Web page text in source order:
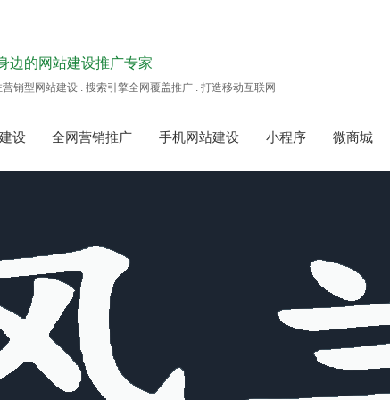
边的网站建设推广专家
营销型网站建设 . 搜索引擎全网覆盖推广 . 打造移动互联网
设 全网营销推广 手机网站建设 小程序 微商城